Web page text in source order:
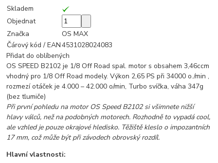
Skladem
Objednat
Značka
OS MAX
Čárový kód / EAN4531028024083
Přidat do oblíbených
OS SPEED B2102 je 1/8 Off Road spal. motor s obsahem 3,46ccm
vhodný pro 1/8 Off Road modely. Výkon 2,65 PS při 34000 o./min ,
rozmezí otáček je 4.000 – 42.000 o/min, Turbo svíčka, váha 347g
(bez tlumiče)
Při první pohledu na motor OS Speed B2102 si všimnete nižší
hlavy válců, než na podobných motorech. Rozhodně to vypadá cool,
ale vzhled je pouze okrajové hledisko. Těžiště kleslo o impozantních
17 mm, což může být při závodech obrovský rozdíl.
Hlavní vlastnosti: